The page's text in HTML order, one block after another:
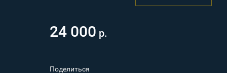
24 000 р.
Поделиться